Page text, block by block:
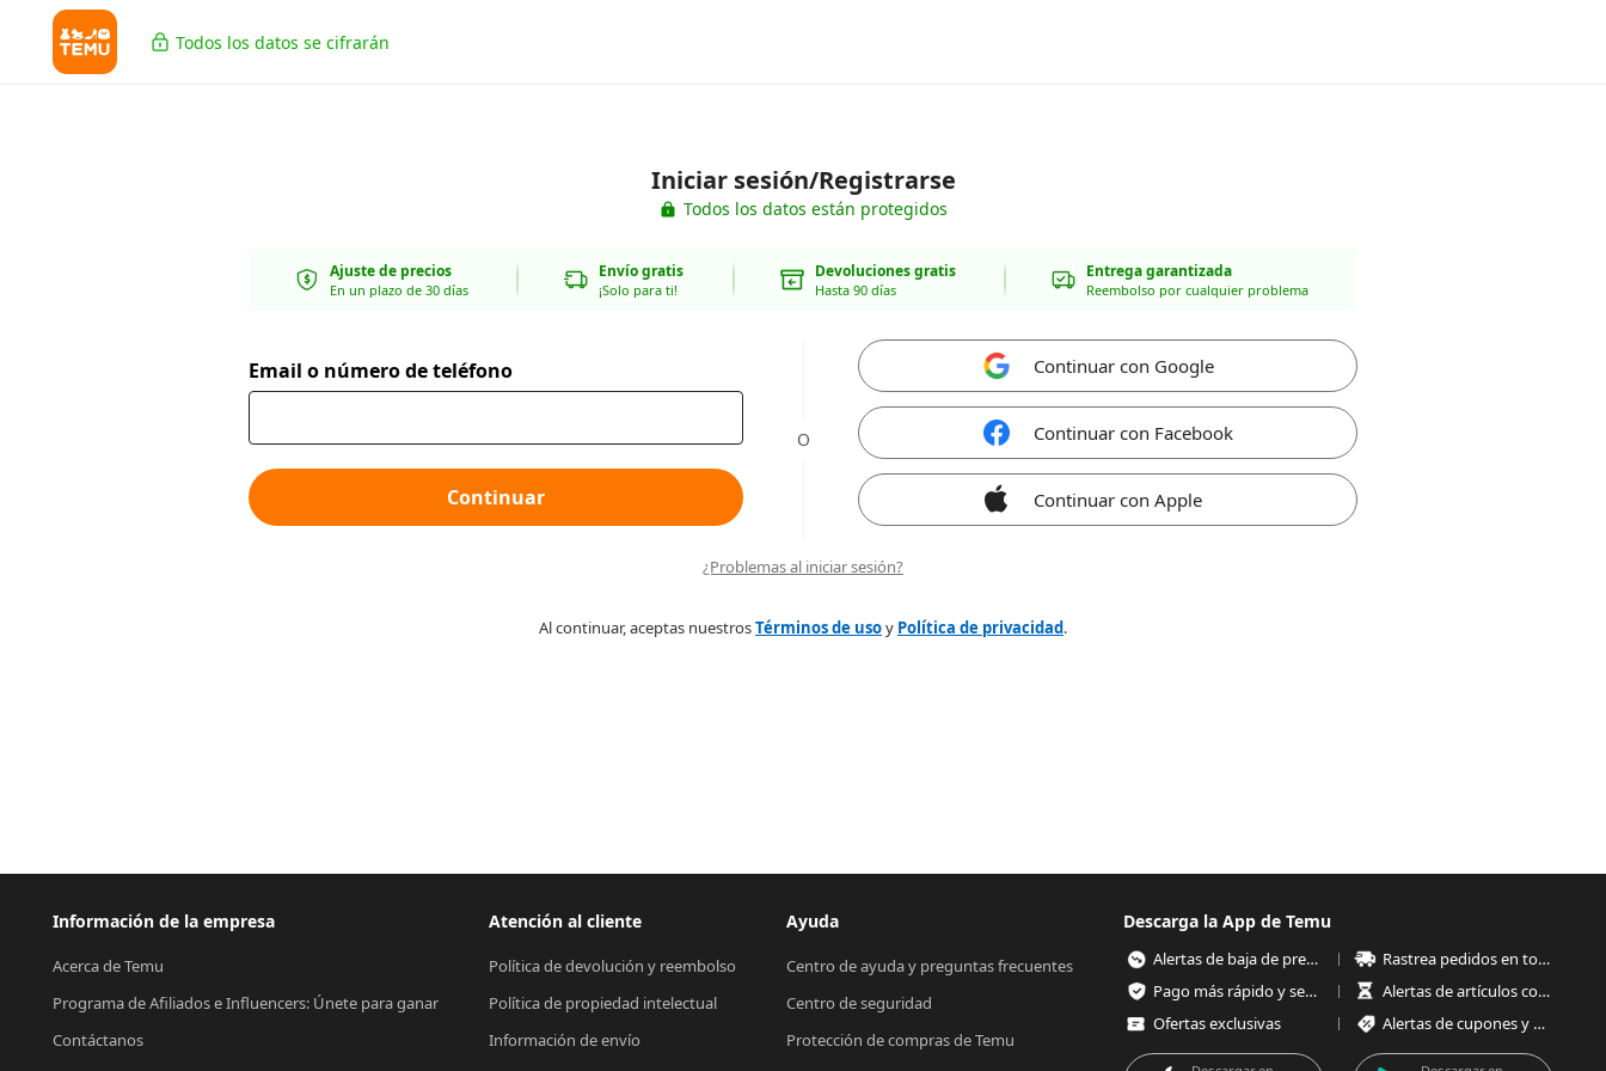
Todos los datos se cifrarán
Iniciar sesión/Registrarse
Todos los datos están protegidos
Ajuste de precios
En un plazo de 30 días
Envío gratis
¡Solo para ti!
Devoluciones gratis
Hasta 90 días
Entrega garantizada
Reembolso por cualquier problema
Email o número de teléfono
Continuar
O
Continuar con Google
Continuar con Facebook
Continuar con Apple
¿Problemas al iniciar sesión?
Al continuar, aceptas nuestrosTérminos de usoy Política de privacidad.
Información de la empresa
Acerca de Temu
Programa de Afiliados e Influencers: Únete para ganar
Contáctanos
Atención al cliente
Política de devolución y reembolso
Política de propiedad intelectual
Información de envío
Ayuda
Centro de ayuda y preguntas frecuentes
Centro de seguridad
Protección de compras de Temu
Descarga la App de Temu
Alertas de baja de precios
Rastrea pedidos en todo momento
Pago más rápido y seguro
Alertas de artículos con poco stock
Ofertas exclusivas
Alertas de cupones y ofertas